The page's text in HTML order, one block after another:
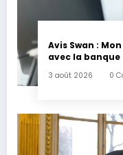
Avis Swan :
avec la banque
3 août 2026 0